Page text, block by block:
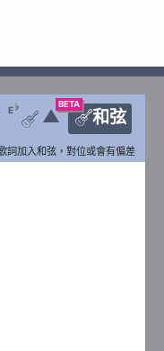
BETA
和弦
E ♭
 ▲
詞加入和弦，對位或會有偏差